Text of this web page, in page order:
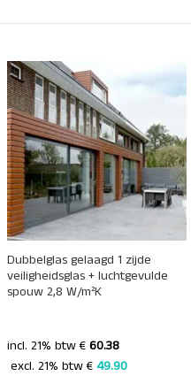
Dubbelglas gelaagd 1 zijde
veiligheidsglas + luchtgevulde
spouw 2,8 W/m²K
incl. 21% btw €60.38
excl. 21% btw € 49.90